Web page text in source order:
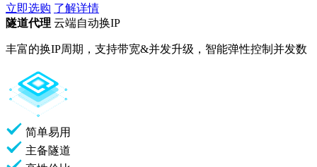
立即选购 了解详情
隧道代理 云端自动换IP
丰富的换IP周期，支持带宽&并发升级，智能弹性控制并发数
简单易用
主备隧道